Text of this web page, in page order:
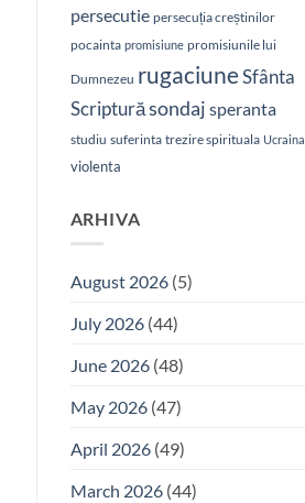
persecutie persecuția creștinilor
pocainta promisiune promisiunile lui
Dumnezeu rugaciuneSfânta
Scripturăsondaj speranta
studiu suferinta trezire spirituala Ucraina
violenta
ARHIVA
August 2026(5)
July 2026(44)
June 2026(48)
May 2026(47)
April 2026(49)
March 2026(44)